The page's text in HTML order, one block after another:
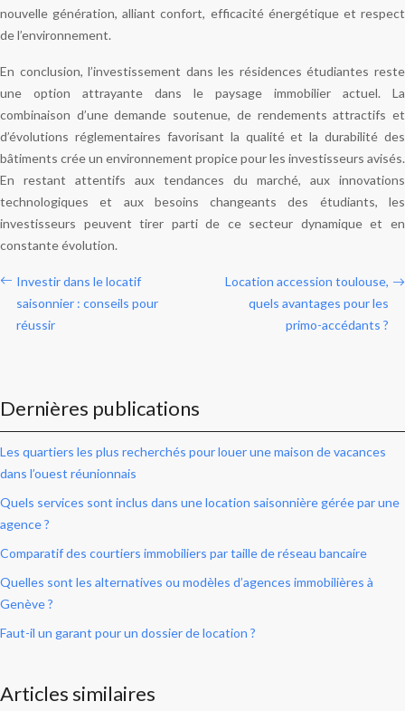
nouvelle génération, alliant confort, efficacité énergétique et respect
de l’environnement.
En conclusion, l’investissement dans les résidences étudiantes reste
une option attrayante dans le paysage immobilier actuel. La
combinaison d’une demande soutenue, de rendements attractifs et
d’évolutions réglementaires favorisant la qualité et la durabilité des
bâtiments crée un environnement propice pour les investisseurs avisés.
En restant attentifs aux tendances du marché, aux innovations
technologiques et aux besoins changeants des étudiants, les
investisseurs peuvent tirer parti de ce secteur dynamique et en
constante évolution.
Investir dans le locatif
saisonnier : conseils pour
réussir
Location accession toulouse,
quels avantages pour les
primo-accédants ?
Dernières publications
Les quartiers les plus recherchés pour louer une maison de vacances
dans l’ouest réunionnais
Quels services sont inclus dans une location saisonnière gérée par une
agence ?
Comparatif des courtiers immobiliers par taille de réseau bancaire
Quelles sont les alternatives ou modèles d’agences immobilières à
Genève ?
Faut-il un garant pour un dossier de location ?
Articles similaires